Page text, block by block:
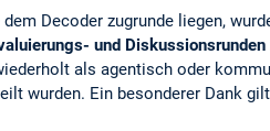
Decoder zugrunde liegen,
und Diskussionsrunden
als agentisch oder
wurden. Ein besonderer Dank